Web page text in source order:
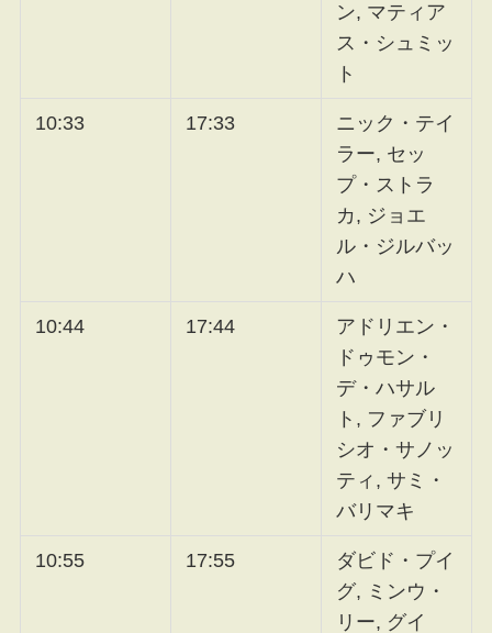
ン, マティア
ス・シュミッ
ト
10:33 17:33
ニック・テイ
ラー, セッ
プ・ストラ
カ, ジョエ
ル・ジルバッ
ハ
10:44 17:44
アドリエン・
ドゥモン・
デ・ハサル
ト, ファブリ
シオ・サノッ
ティ, サミ・
バリマキ
10:55 17:55
ダビド・プイ
グ, ミンウ・
リー, グイ